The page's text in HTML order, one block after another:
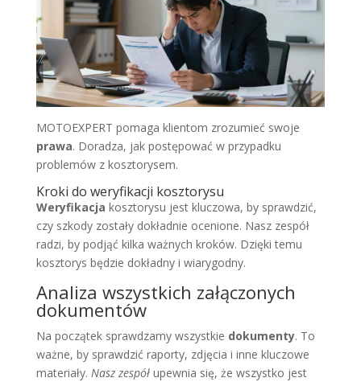
MOTOEXPERT pomaga klientom zrozumieć swoje
prawa. Doradza, jak postępować w przypadku
problemów z kosztorysem.
Kroki do weryfikacji kosztorysu
Weryfikacja kosztorysu jest kluczowa, by sprawdzić,
czy szkody zostały dokładnie ocenione. Nasz zespół
radzi, by podjąć kilka ważnych kroków. Dzięki temu
kosztorys będzie dokładny i wiarygodny.
Analiza wszystkich załączonych
dokumentów
Na początek sprawdzamy wszystkie dokumenty. To
ważne, by sprawdzić raporty, zdjęcia i inne kluczowe
materiały. Nasz zespółupewnia się, że wszystko jest